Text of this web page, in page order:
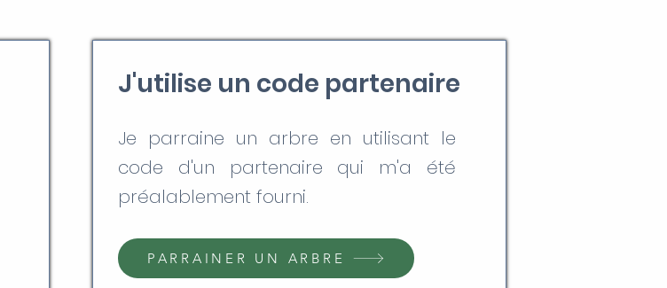
J'utilise un code partenaire
Je parraine un arbre en utilisant le
code d'un partenaire qui m'a été
préalablement fourni.
PARRAINER UN ARBRE